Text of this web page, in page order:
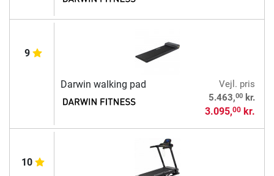
9
Darwin walking pad
Vejl. pris
5.463,00kr.
3.095,00kr.
10